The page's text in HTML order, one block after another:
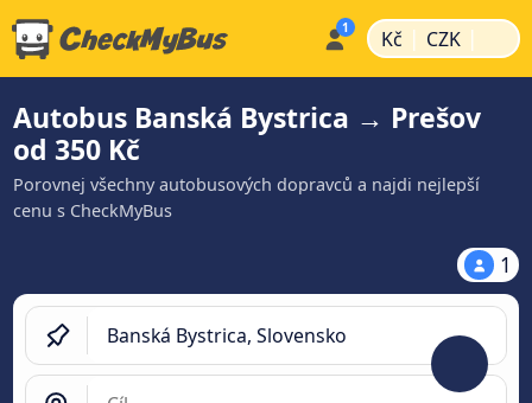
Kč | CZK |
Autobus Banská Bystrica → Prešov
od 350 Kč
Porovnej všechny autobusových dopravců a najdi nejlepší
cenu s CheckMyBus
1